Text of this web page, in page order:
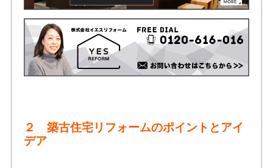
２ 築古住宅リフォームのポイントとアイ
デア